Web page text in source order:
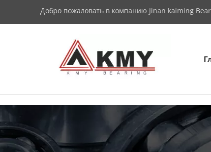
Добро пожаловать в компанию Jinan kaiming